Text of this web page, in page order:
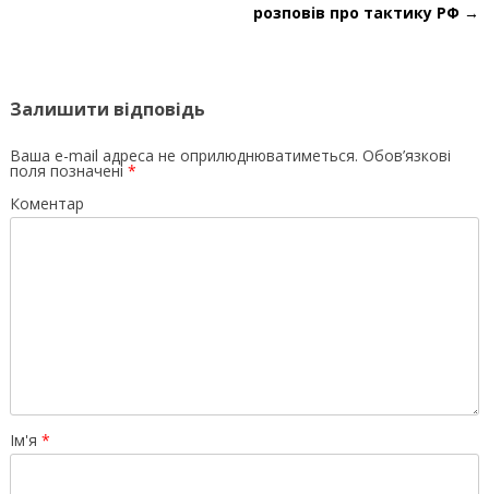
розповів про тактику РФ →
Залишити відповідь
Ваша e-mail адреса не оприлюднюватиметься. Обов’язкові
поля позначені *
Коментар
Ім'я *